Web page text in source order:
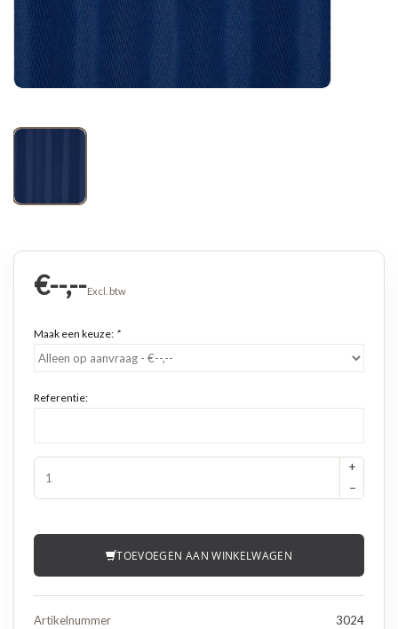
€--,--Excl. btw
Maak een keuze: *
Referentie:
+
−
TOEVOEGEN AAN WINKELWAGEN
Artikelnummer 3024